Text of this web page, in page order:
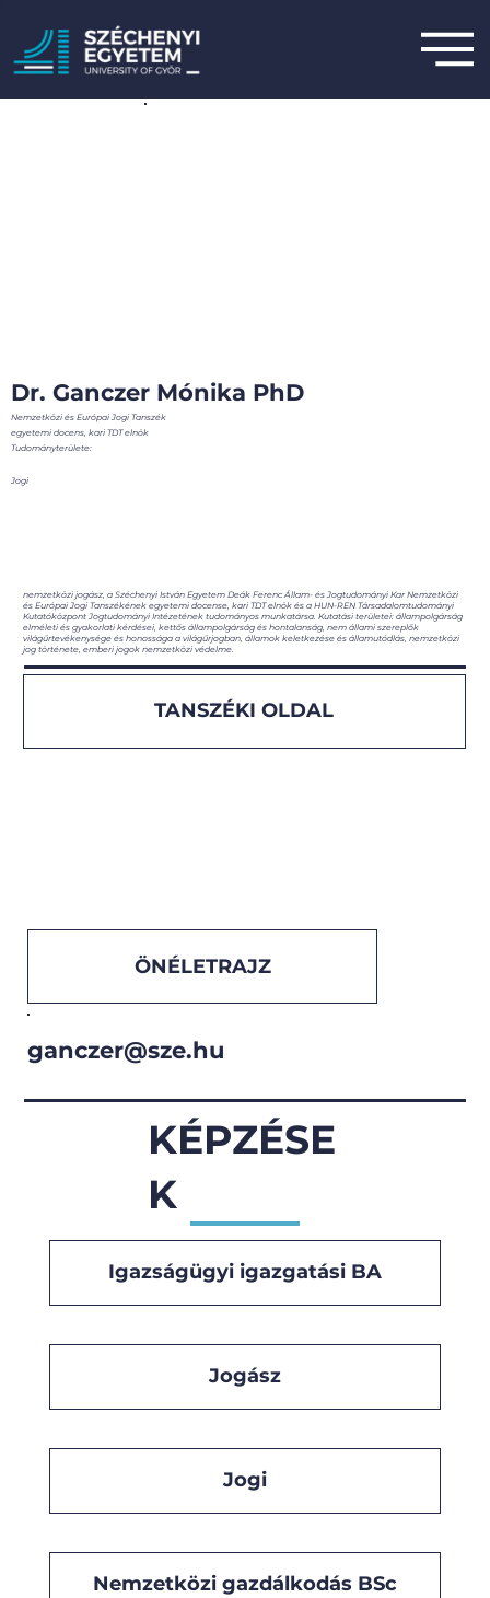
Nemzetközi és Európai Jogi Tanszék
Dr. Ganczer Mónika PhD
egyetemi docens, kari TDT elnök
Tudományterülete:
Jogi
nemzetközi jogász, a Széchenyi István Egyetem Deák Ferenc Állam- és Jogtudományi Kar Nemzetközi
és Európai Jogi Tanszékének egyetemi docense, kari TDT elnök és a HUN-REN Társadalomtudományi
Kutatóközpont Jogtudományi Intézetének tudományos munkatársa. Kutatási területei: állampolgárság
elméleti és gyakorlati kérdései, kettős állampolgárság és hontalanság, nem állami szereplők
világűrtevékenysége és honossága a világűrjogban, államok keletkezése és államutódlás, nemzetközi
jog története, emberi jogok nemzetközi védelme.
TANSZÉKI OLDAL
ÖNÉLETRAJZ
ganczer@sze.hu
KÉPZÉSE
K
Igazságügyi igazgatási BA
Jogász
Jogi
Nemzetközi gazdálkodás BSc